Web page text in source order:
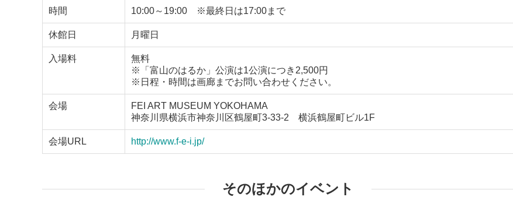
時間 10:00～19:00 ※最終日は17:00まで
休館日 月曜日
入場料
無料
※「富山のはるか」公演は1公演につき2,500円
※日程・時間は画廊までお問い合わせください。
会場
FEI ART MUSEUM YOKOHAMA
神奈川県横浜市神奈川区鶴屋町3-33-2 横浜鶴屋町ビル1F
会場URL http://www.f-e-i.jp/
そのほかのイベント